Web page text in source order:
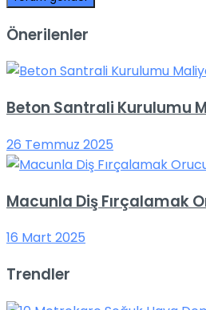
Önerilenler
Beton Santrali Kurulumu
26 Temmuz 2025
Macunla Diş Fırçalamak
16 Mart 2025
Trendler